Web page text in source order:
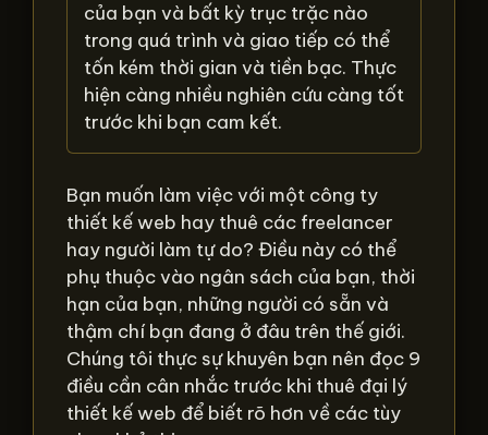
của bạn và bất kỳ trục trặc nào
trong quá trình và giao tiếp có thể
tốn kém thời gian và tiền bạc. Thực
hiện càng nhiều nghiên cứu càng tốt
trước khi bạn cam kết.
Bạn muốn làm việc với một công ty
thiết kế web hay thuê các freelancer
hay người làm tự do? Điều này có thể
phụ thuộc vào ngân sách của bạn, thời
hạn của bạn, những người có sẵn và
thậm chí bạn đang ở đâu trên thế giới.
Chúng tôi thực sự khuyên bạn nên đọc 9
điều cần cân nhắc trước khi thuê đại lý
thiết kế web để biết rõ hơn về các tùy